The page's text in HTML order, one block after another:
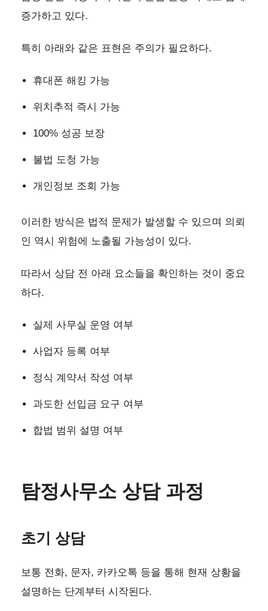
증가하고 있다.
특히 아래와 같은 표현은 주의가 필요하다.
휴대폰 해킹 가능
위치추적 즉시 가능
100% 성공 보장
불법 도청 가능
개인정보 조회 가능
이러한 방식은 법적 문제가 발생할 수 있으며 의뢰
인 역시 위험에 노출될 가능성이 있다.
따라서 상담 전 아래 요소들을 확인하는 것이 중요
하다.
실제 사무실 운영 여부
사업자 등록 여부
정식 계약서 작성 여부
과도한 선입금 요구 여부
합법 범위 설명 여부
탐정사무소 상담 과정
초기 상담
보통 전화, 문자, 카카오톡 등을 통해 현재 상황을
설명하는 단계부터 시작된다.